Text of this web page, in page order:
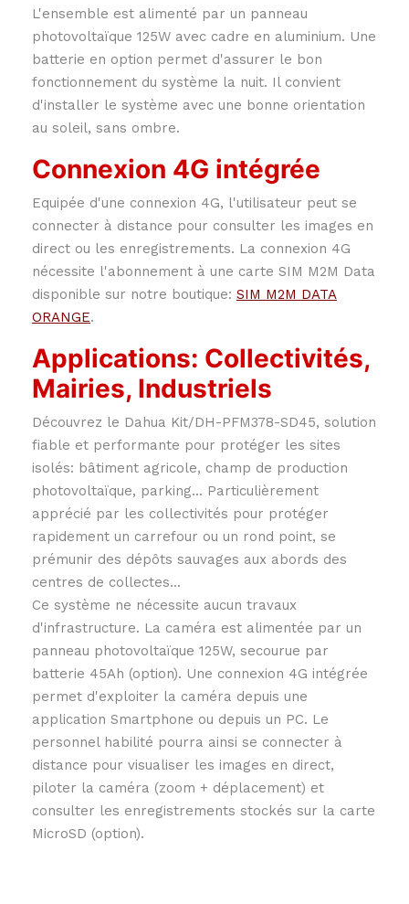
L'ensemble est alimenté par un panneau
photovoltaïque 125W avec cadre en aluminium. Une
batterie en option permet d'assurer le bon
fonctionnement du système la nuit. Il convient
d'installer le système avec une bonne orientation
au soleil, sans ombre.
Connexion 4G intégrée
Equipée d'une connexion 4G, l'utilisateur peut se
connecter à distance pour consulter les images en
direct ou les enregistrements. La connexion 4G
nécessite l'abonnement à une carte SIM M2M Data
disponible sur notre boutique: SIM M2M DATA
ORANGE.
Applications: Collectivités,
Mairies, Industriels
Découvrez le Dahua Kit/DH-PFM378-SD45, solution
fiable et performante pour protéger les sites
isolés: bâtiment agricole, champ de production
photovoltaïque, parking... Particulièrement
apprécié par les collectivités pour protéger
rapidement un carrefour ou un rond point, se
prémunir des dépôts sauvages aux abords des
centres de collectes...
Ce système ne nécessite aucun travaux
d'infrastructure. La caméra est alimentée par un
panneau photovoltaïque 125W, secourue par
batterie 45Ah (option). Une connexion 4G intégrée
permet d'exploiter la caméra depuis une
application Smartphone ou depuis un PC. Le
personnel habilité pourra ainsi se connecter à
distance pour visualiser les images en direct,
piloter la caméra (zoom + déplacement) et
consulter les enregistrements stockés sur la carte
MicroSD (option).